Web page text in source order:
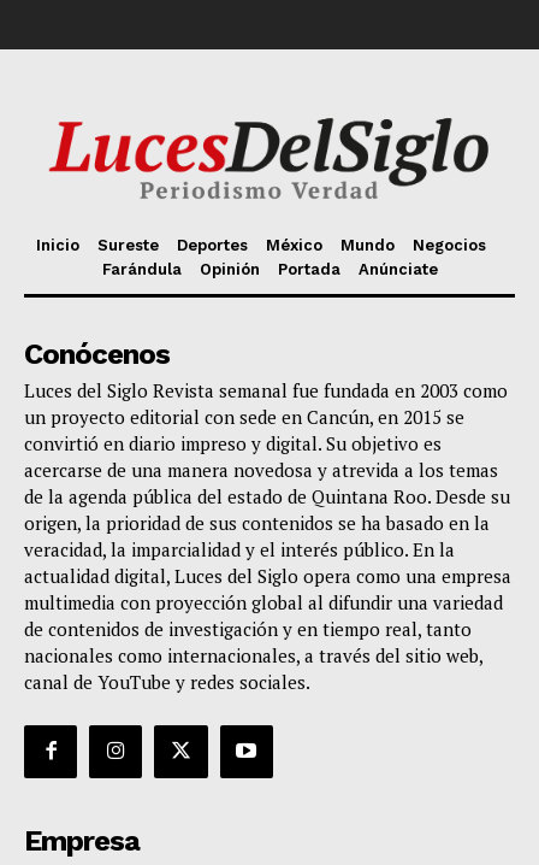
Inicio Sureste Deportes México Mundo
Negocios
Farándula
Opinión Portada Anúnciate
Conócenos
Luces del Siglo Revista semanal fue fundada en 2003 como
un proyecto editorial con sede en Cancún, en 2015 se
convirtió en diario impreso y digital. Su objetivo es
acercarse de una manera novedosa y atrevida a los temas
de la agenda pública del estado de Quintana Roo. Desde su
origen, la prioridad de sus contenidos se ha basado en la
veracidad, la imparcialidad y el interés público. En la
actualidad digital, Luces del Siglo opera como una empresa
multimedia con proyección global al difundir una variedad
de contenidos de investigación y en tiempo real, tanto
nacionales como internacionales, a través del sitio web,
canal de YouTube y redes sociales.
Empresa